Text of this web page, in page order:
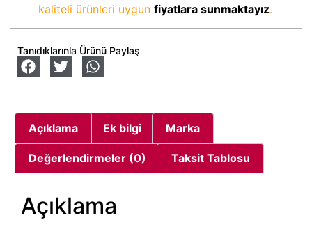
kaliteli ürünleri uygun fiyatlara sunmaktayız.
Tanıdıklarınla Ürünü Paylaş
Açıklama Ek bilgi Marka
Değerlendirmeler (0) Taksit Tablosu
Açıklama